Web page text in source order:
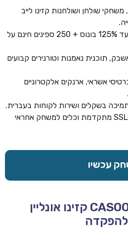
שולחן ושולחנות קזינו לייב
בונוס קבלת פנים נדיב: עד 125% בונוס + 250 ספינים חינם על
תוכנית נאמנות וטורנירים קבועים
אשראי, ארנקים אלקטרוניים
בשקלים ושירות לקוחות בעברית.
רישיון קוראסאו, הצפנת SSL מתקדמת וכלים למשחק אחראי
עכשיו
CASOO CASINO – 2026 קזינו אונליין
להפקדה